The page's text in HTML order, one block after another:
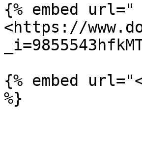
{% embed url="
<https://
{% embed